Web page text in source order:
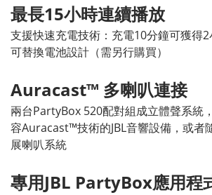
最長15小時連續播放
支援快速充電技術：充電10分鐘可獲得
可替換電池設計（需另行購買）
Auracast™ 多喇叭連接
兩台PartyBox 520配對組成立體聲系統，
容Auracast™技術的JBL音響設備，或者
展喇叭系統
專用JBL PartyBox應用程